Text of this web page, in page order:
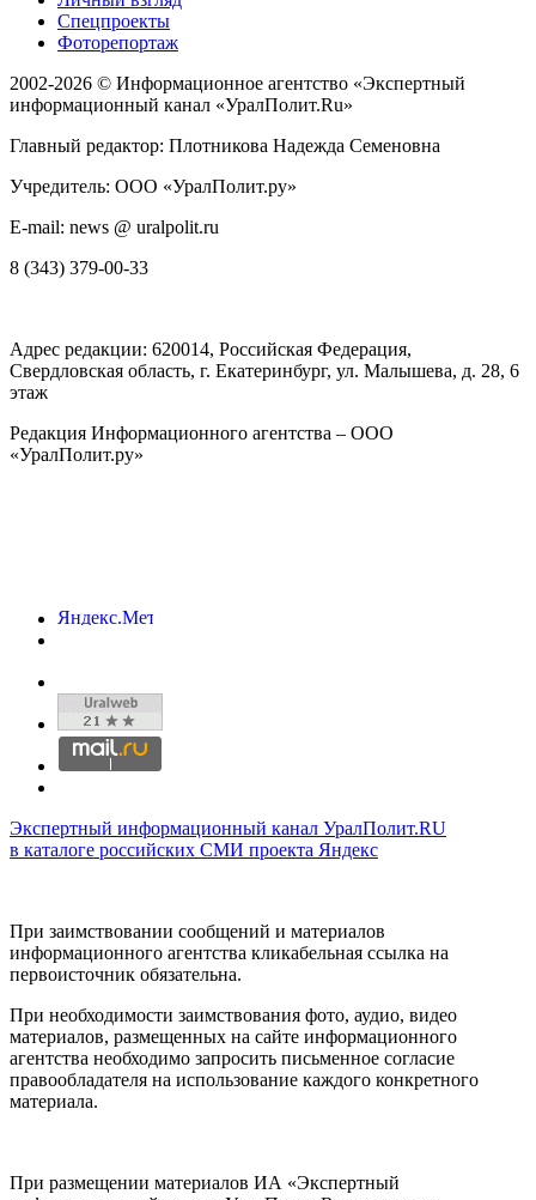
Спецпроекты
Фоторепортаж
2002-2026 © Информационное агентство «Экспертный
информационный канал «УралПолит.Ru»
Главный редактор: Плотникова Надежда Семеновна
Учредитель: ООО «УралПолит.ру»
E-mail: news @ uralpolit.ru
8 (343) 379-00-33
Адрес редакции: 620014, Российская Федерация,
Свердловская область, г. Екатеринбург, ул. Малышева, д. 28, 6
этаж
Редакция Информационного агентства – ООО
«УралПолит.ру»
Экспертный информационный канал УралПолит.RU
в каталоге российских СМИ проекта Яндекс
При заимствовании сообщений и материалов
информационного агентства кликабельная ссылка на
первоисточник обязательна.
При необходимости заимствования фото, аудио, видео
материалов, размещенных на сайте информационного
агентства необходимо запросить письменное согласие
правообладателя на использование каждого конкретного
материала.
При размещении материалов ИА «Экспертный